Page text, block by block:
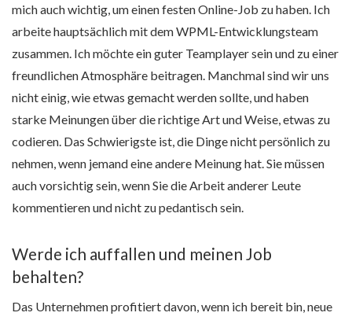
mich auch wichtig, um einen festen Online-Job zu haben. Ich
arbeite hauptsächlich mit dem WPML-Entwicklungsteam
zusammen. Ich möchte ein guter Teamplayer sein und zu einer
freundlichen Atmosphäre beitragen. Manchmal sind wir uns
nicht einig, wie etwas gemacht werden sollte, und haben
starke Meinungen über die richtige Art und Weise, etwas zu
codieren. Das Schwierigste ist, die Dinge nicht persönlich zu
nehmen, wenn jemand eine andere Meinung hat. Sie müssen
auch vorsichtig sein, wenn Sie die Arbeit anderer Leute
kommentieren und nicht zu pedantisch sein.
Werde ich auffallen und meinen Job
behalten?
Das Unternehmen profitiert davon, wenn ich bereit bin, neue